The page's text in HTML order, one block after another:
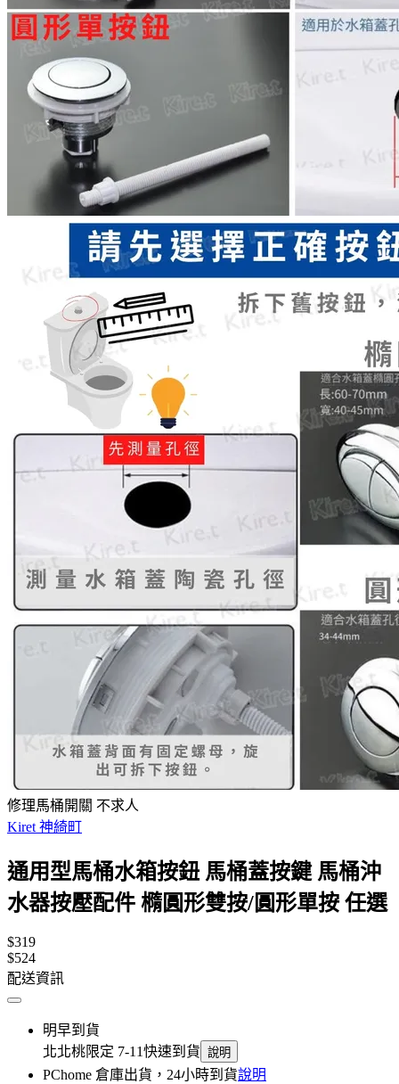
修理馬桶開關 不求人
Kiret 神綺町
通用型馬桶水箱按鈕 馬桶蓋按鍵 馬桶沖
水器按壓配件 橢圓形雙按/圓形單按 任選
$319
$524
配送資訊
明早到貨
北北桃限定 7-11快速到貨 說明
PChome 倉庫出貨，24小時到貨說明